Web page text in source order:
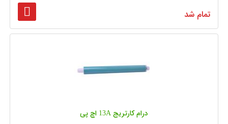
تمام شد
درام کارتریج 13A اچ پی